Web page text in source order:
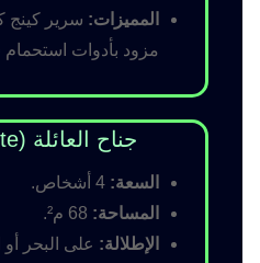
المميزات: سرير كينج
مزود بأدوات استحمام
جناح العائلة (Family Suite)
السعة:
المساحة:
الإطلالة: على البحر أو